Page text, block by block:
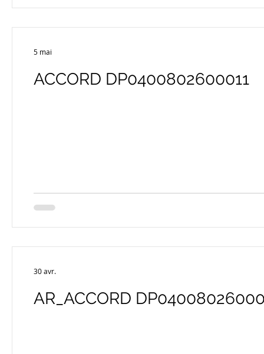
ACCORD DP0400802600011
5 mai
AR_ACCORD
30 avr.